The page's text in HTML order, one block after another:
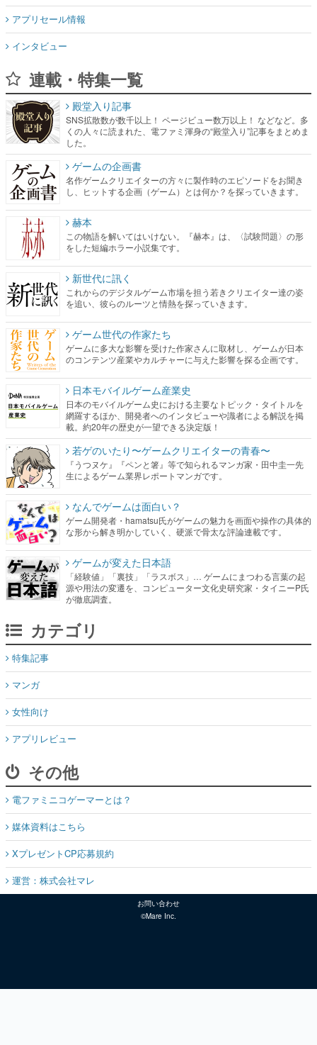
アプリセール情報
インタビュー
連載・特集一覧
殿堂入り記事
SNS拡散数が数千以上！ ページビュー数万以上！ などなど。多
くの人々に読まれた、電ファミ渾身の“殿堂入り”記事をまとめま
した。
ゲームの企画書
名作ゲームクリエイターの方々に製作時のエピソードをお聞き
し、ヒットする企画（ゲーム）とは何か？を探っていきます。
赫本
この物語を解いてはいけない。『赫本』は、〈試験問題〉の形
をした短編ホラー小説集です。
新世代に訊く
これからのデジタルゲーム市場を担う若きクリエイター達の姿
を追い、彼らのルーツと情熱を探っていきます。
ゲーム世代の作家たち
ゲームに多大な影響を受けた作家さんに取材し、ゲームが日本
のコンテンツ産業やカルチャーに与えた影響を探る企画です。
日本モバイルゲーム産業史
日本のモバイルゲーム史における主要なトピック・タイトルを
網羅するほか、開発者へのインタビューや識者による解説を掲
載。約20年の歴史が一望できる決定版！
若ゲのいたり〜ゲームクリエイターの青春〜
『うつヌケ』『ペンと箸』等で知られるマンガ家・田中圭一先
生によるゲーム業界レポートマンガです。
なんでゲームは面白い？
ゲーム開発者・hamatsu氏がゲームの魅力を画面や操作の具体的
な形から解き明かしていく、硬派で骨太な評論連載です。
ゲームが変えた日本語
「経験値」「裏技」「ラスボス」… ゲームにまつわる言葉の起
源や用法の変遷を、コンピューター文化史研究家・タイニーP氏
が徹底調査。
カテゴリ
特集記事
マンガ
女性向け
アプリレビュー
その他
電ファミニコゲーマーとは？
媒体資料はこちら
XプレゼントCP応募規約
運営：株式会社マレ
お問い合わせ
©Mare Inc.